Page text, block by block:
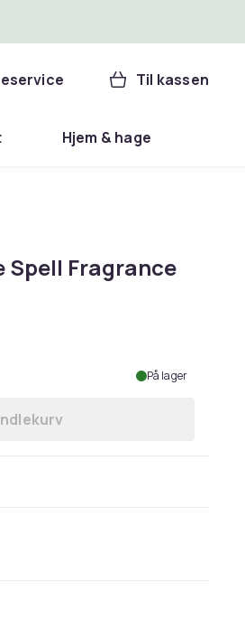
Til kassen
Hjem & hage
Spell Fragrance
På lager
Victoria's Secret Love Spell